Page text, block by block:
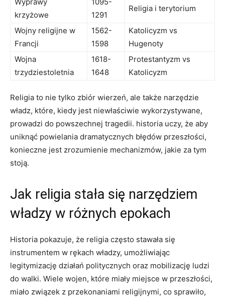
krzyżowe
1291
Religia i terytorium
Wojny religijne w
Francji
1562-
1598
Katolicyzm vs
Hugenoty
Wojna
trzydziestoletnia
1618-
1648
Protestantyzm vs
Katolicyzm
Religia to nie tylko zbiór wierzeń, ale także narzędzie
władz, które, kiedy jest niewłaściwie wykorzystywane,
prowadzi do powszechnej tragedii. historia uczy, że aby
uniknąć powielania dramatycznych błędów przeszłości,
konieczne jest zrozumienie mechanizmów, jakie za tym
stoją.
Jak religia stała się narzędziem
władzy w różnych epokach
Historia pokazuje, że religia często stawała się
instrumentem w rękach władzy, umożliwiając
legitymizację działań politycznych oraz mobilizację ludzi
do walki. Wiele wojen, które miały miejsce w przeszłości,
miało związek z przekonaniami religijnymi, co sprawiło,